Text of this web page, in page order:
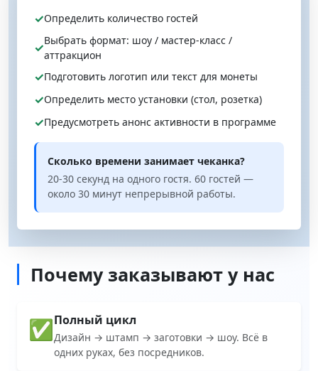
✓Определить количество гостей
✓Выбрать формат: шоу / мастер-класс /
аттракцион
✓Подготовить логотип или текст для монеты
✓Определить место установки (стол, розетка)
✓Предусмотреть анонс активности в программе
Сколько времени занимает чеканка?
20-30 секунд на одного гостя. 60 гостей —
около 30 минут непрерывной работы.
Почему заказывают у нас
✅Полный цикл
Дизайн → штамп → заготовки → шоу. Всё в
одних руках, без посредников.